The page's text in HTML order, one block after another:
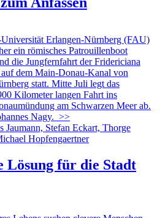
Erlangen-Nürnberg (FAU)
ein römisches Patrouillenboot
die Jungfernfahrt der Fridericiana
dem Main-Donau-Kanal von
statt. Mitte Juli legt das
Kilometer langen Fahrt ins
am Schwarzen Meer ab.
Nagy. >>
Lösung für die Stadt